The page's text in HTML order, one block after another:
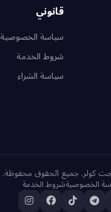
قانوني
سياسة الخصوصية
شروط الخدمة
سياسة الشراء
الخصوصيةشروط الخدمة